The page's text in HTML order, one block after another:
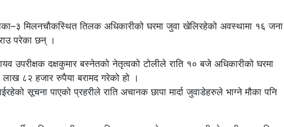
मिलनचौकस्थित तिलक अधिकारीको घरमा जुवा खेलिरहेको अवस्थामा १६ जना
परेका छन् ।
उपरीक्षक दक्षकुमार बस्नेतको नेतृत्वको टोलीले राति १० बजे अधिकारीको घरमा
लाख ८२ हजार रुपैया बरामद गरेको हो ।
सूचना पाएको प्रहरीले राति अचानक छापा मार्दा जुवाडेहरुले भाग्ने मौका पनि